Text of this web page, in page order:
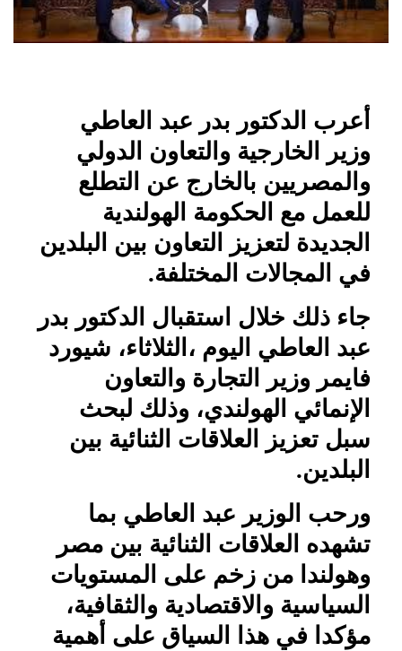
أعرب الدكتور بدر عبد العاطي
وزير الخارجية والتعاون الدولي
والمصريين بالخارج عن التطلع
للعمل مع الحكومة الهولندية
الجديدة لتعزيز التعاون بين البلدين
في المجالات المختلفة.
جاء ذلك خلال استقبال الدكتور بدر
عبد العاطي اليوم ،الثلاثاء، شيورد
فايمر وزير التجارة والتعاون
الإنمائي الهولندي، وذلك لبحث
سبل تعزيز العلاقات الثنائية بين
البلدين.
ورحب الوزير عبد العاطي بما
تشهده العلاقات الثنائية بين مصر
وهولندا من زخم على المستويات
السياسية والاقتصادية والثقافية،
مؤكدا في هذا السياق على أهمية